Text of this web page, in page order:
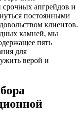
срочных апгрейдов и
постоянными
клиентов.
камней, мы
пять
для
верой и